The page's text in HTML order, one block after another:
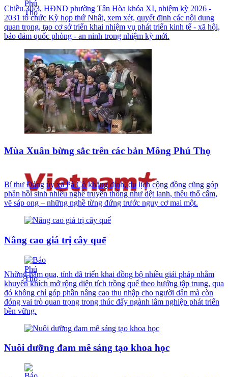
Chiều 30/3, HĐND phường Tân Hòa khóa XI, nhiệm kỳ 2026 -
2031 tổ chức Kỳ họp thứ Nhất, xem xét, quyết định các nội dung
quan trọng, tạo cơ sở triển khai nhiệm vụ phát triển kinh tế - xã hội,
bảo đảm quốc phòng - an ninh trong nhiệm kỳ mới.
Mùa Xuân bừng sắc trên các bản Mông Phú Thọ
Bí thư Đảng ủy xã Pà Cò khẳng định, du lịch cộng đồng cũng góp
phần hồi sinh nhiều nghề truyền thống như dệt lanh, thêu thổ cẩm,
vẽ sáp ong – những nghề từng đứng trước nguy cơ mai một.
Nâng cao giá trị cây quế
Những năm qua, tỉnh đã triển khai đồng bộ nhiều giải pháp nhằm
khuyến khích mở rộng diện tích trồng quế theo hướng tập trung, qua
đó không chỉ góp phần nâng cao thu nhập cho người dân mà còn
đóng vai trò quan trọng trong thúc đẩy ngành lâm nghiệp phát triển
bền vững.
Nuôi dưỡng đam mê sáng tạo khoa học